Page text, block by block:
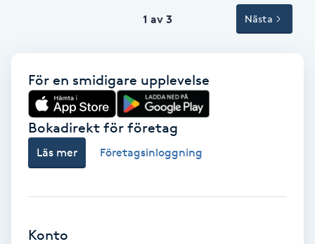
Tvätt & Fön
Vaccination
Vaxning
1 av 3 Nästa
För en smidigare upplevelse
Bokadirekt för företag
Läs mer Företagsinloggning
Konto